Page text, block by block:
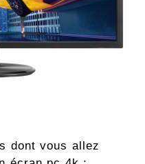
dont vous allez